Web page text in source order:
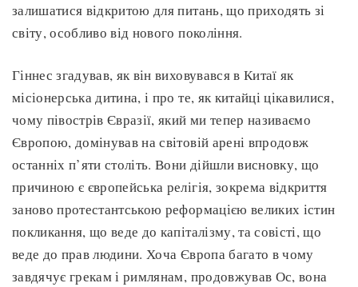
залишатися відкритою для питань, що приходять зі
світу, особливо від нового покоління.
Гіннес згадував, як він виховувався в Китаї як
місіонерська дитина, і про те, як китайці цікавилися,
чому півострів Євразії, який ми тепер називаємо
Європою, домінував на світовій арені впродовж
останніх п’яти століть. Вони дійшли висновку, що
причиною є європейська релігія, зокрема відкриття
заново протестантською реформацією великих істин
покликання, що веде до капіталізму, та совісті, що
веде до прав людини. Хоча Європа багато в чому
завдячує грекам і римлянам, продовжував Ос, вона